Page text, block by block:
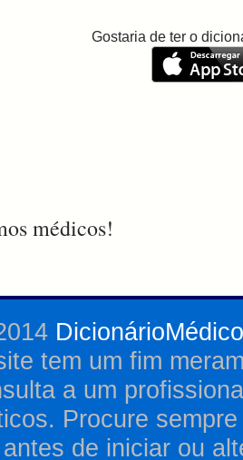
Gostaria de ter o
médicos!
tem um fim
a um
Procure
de iniciar ou